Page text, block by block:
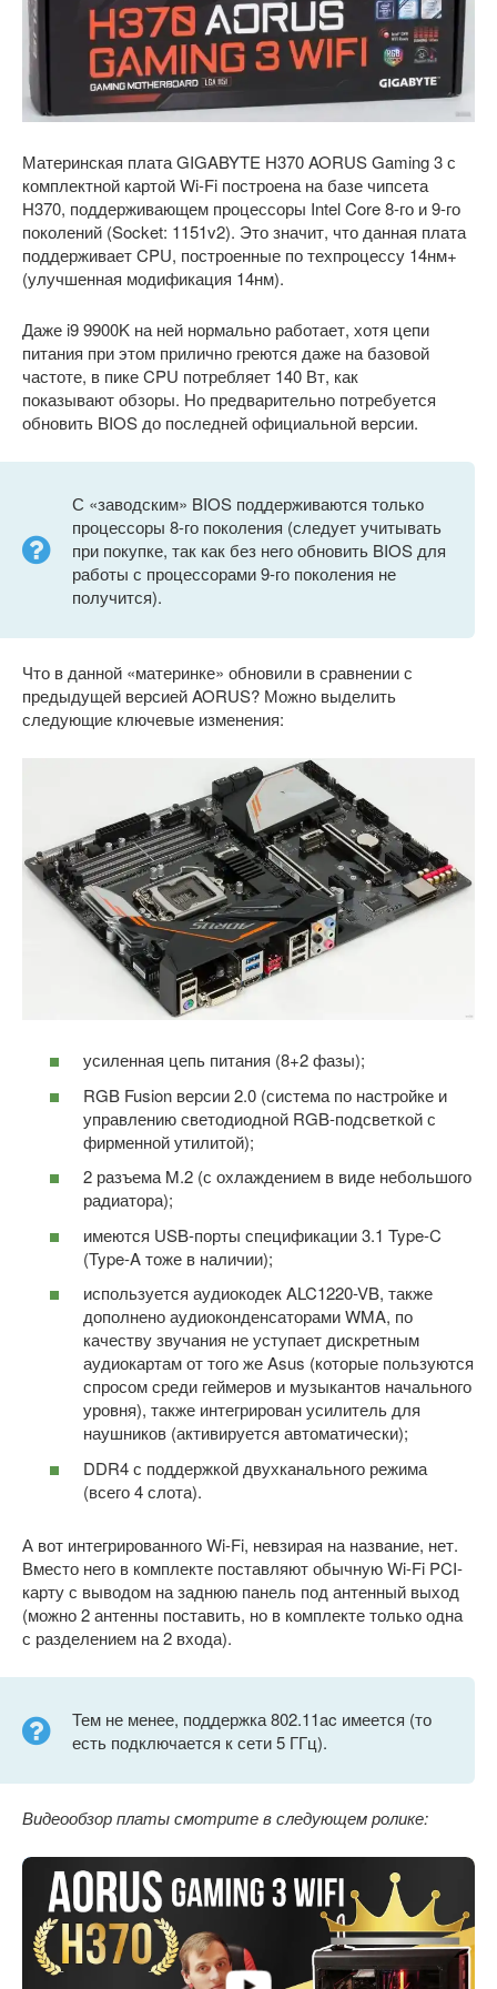
Материнская плата GIGABYTE H370 AORUS Gaming 3 с
комплектной картой Wi-Fi построена на базе чипсета
H370, поддерживающем процессоры Intel Core 8-го и 9-го
поколений (Socket: 1151v2). Это значит, что данная плата
поддерживает CPU, построенные по техпроцессу 14нм+
(улучшенная модификация 14нм).
Даже i9 9900K на ней нормально работает, хотя цепи
питания при этом прилично греются даже на базовой
частоте, в пике CPU потребляет 140 Вт, как
показывают обзоры. Но предварительно потребуется
обновить BIOS до последней официальной версии.
С «заводским» BIOS поддерживаются только
процессоры 8-го поколения (следует учитывать
при покупке, так как без него обновить BIOS для
работы с процессорами 9-го поколения не
получится).
Что в данной «материнке» обновили в сравнении с
предыдущей версией AORUS? Можно выделить
следующие ключевые изменения:
усиленная цепь питания (8+2 фазы);
RGB Fusion версии 2.0 (система по настройке и
управлению светодиодной RGB-подсветкой с
фирменной утилитой);
2 разъема M.2 (с охлаждением в виде небольшого
радиатора);
имеются USB-порты спецификации 3.1 Type-C
(Type-A тоже в наличии);
используется аудиокодек ALC1220-VB, также
дополнено аудиоконденсаторами WMA, по
качеству звучания не уступает дискретным
аудиокартам от того же Asus (которые пользуются
спросом среди геймеров и музыкантов начального
уровня), также интегрирован усилитель для
наушников (активируется автоматически);
DDR4 с поддержкой двухканального режима
(всего 4 слота).
А вот интегрированного Wi-Fi, невзирая на название, нет.
Вместо него в комплекте поставляют обычную Wi-Fi PCI-
карту с выводом на заднюю панель под антенный выход
(можно 2 антенны поставить, но в комплекте только одна
с разделением на 2 входа).
Тем не менее, поддержка 802.11ac имеется (то
есть подключается к сети 5 ГГц).
Видеообзор платы смотрите в следующем ролике: